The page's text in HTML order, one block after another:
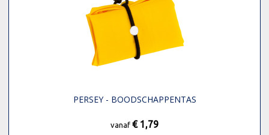
PERSEY - BOODSCHAPPENTAS
vanaf € 1,79